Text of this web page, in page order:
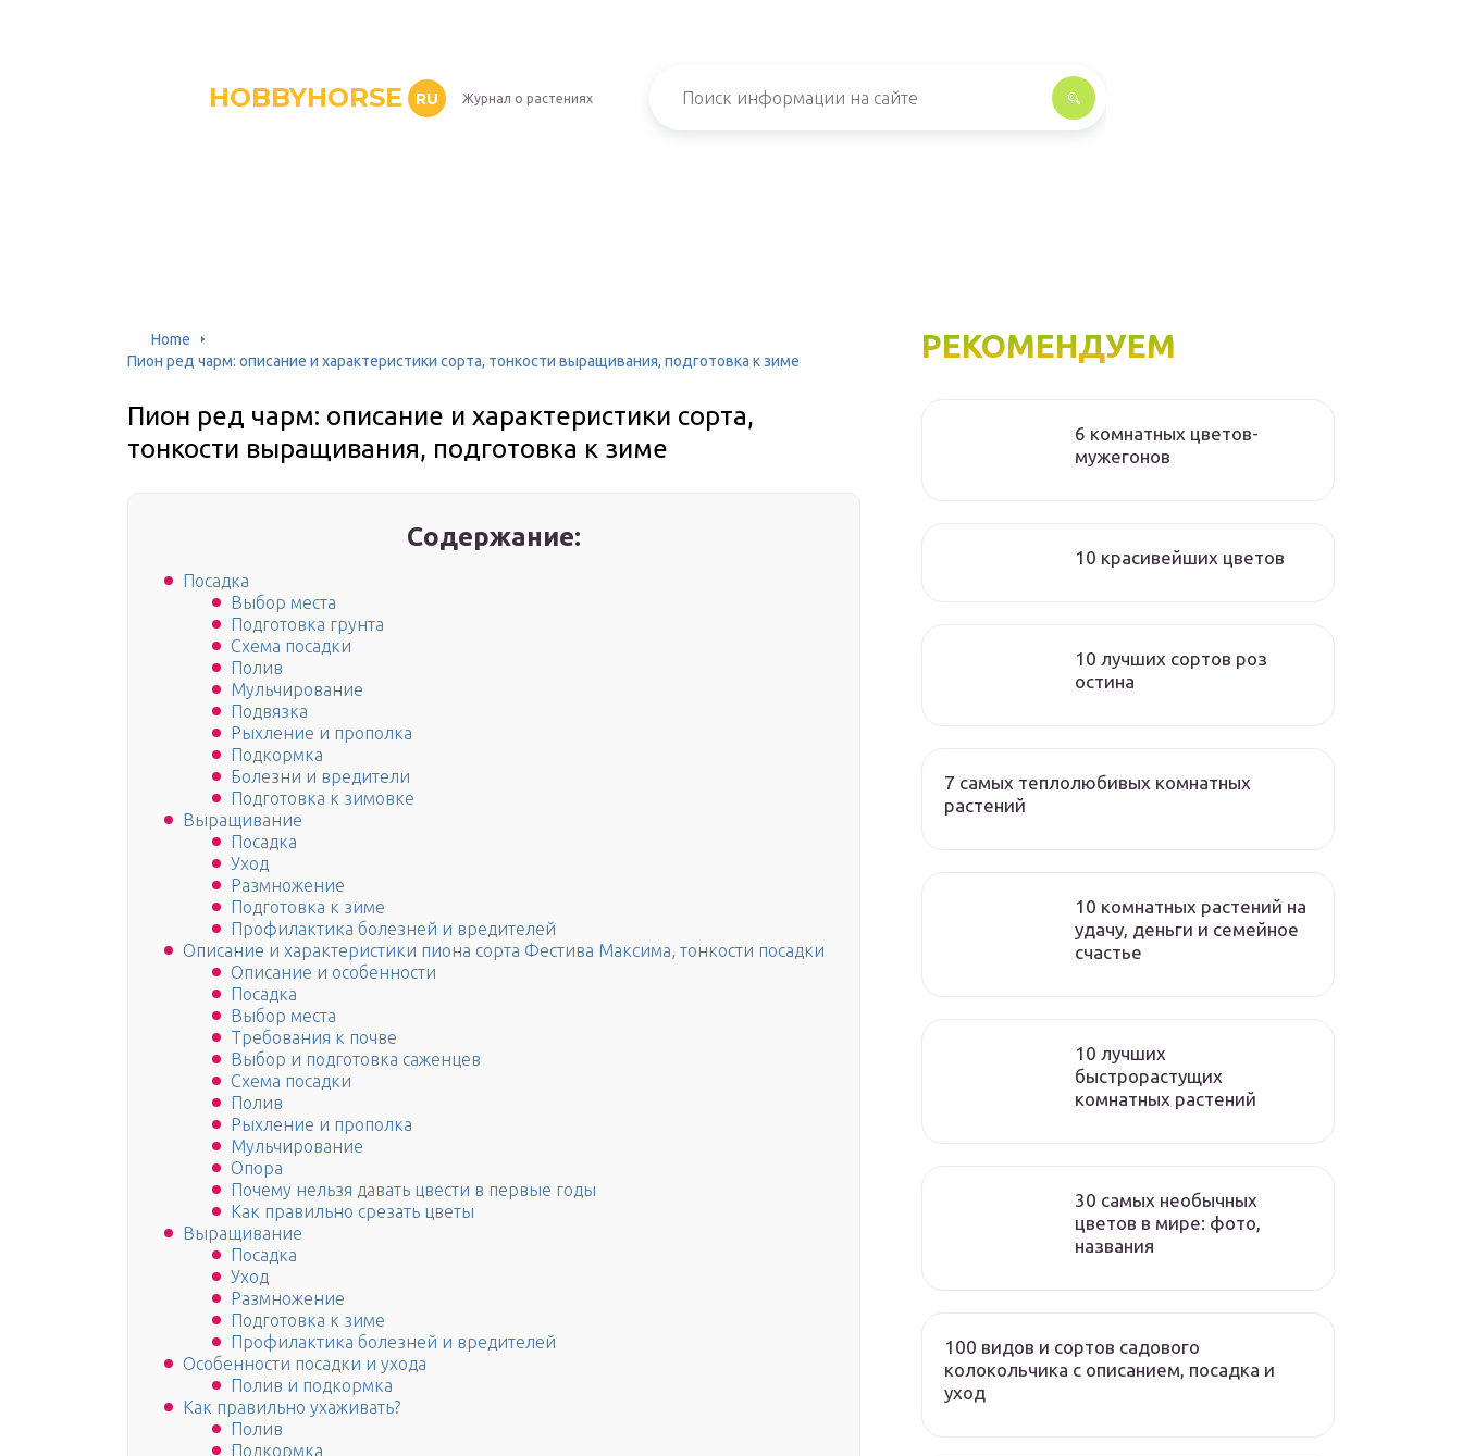
HOBBYHORSE RU Журнал о растениях
Home
Пион ред чарм: описание и характеристики сорта, тонкости выращивания, подготовка к зиме
Пион ред чарм: описание и характеристики сорта,
тонкости выращивания, подготовка к зиме
Содержание:
Посадка
Выбор места
Подготовка грунта
Схема посадки
Полив
Мульчирование
Подвязка
Рыхление и прополка
Подкормка
Болезни и вредители
Подготовка к зимовке
Выращивание
Посадка
Уход
Размножение
Подготовка к зиме
Профилактика болезней и вредителей
Описание и характеристики пиона сорта Фестива Максима, тонкости посадки
Описание и особенности
Посадка
Выбор места
Требования к почве
Выбор и подготовка саженцев
Схема посадки
Полив
Рыхление и прополка
Мульчирование
Опора
Почему нельзя давать цвести в первые годы
Как правильно срезать цветы
Выращивание
Посадка
Уход
Размножение
Подготовка к зиме
Профилактика болезней и вредителей
Особенности посадки и ухода
Полив и подкормка
Как правильно ухаживать?
Полив
Подкормка
РЕКОМЕНДУЕМ
6 комнатных цветов-
мужегонов
10 красивейших цветов
10 лучших сортов роз
остина
7 самых теплолюбивых комнатных
растений
10 комнатных растений на
удачу, деньги и семейное
счастье
10 лучших
быстрорастущих
комнатных растений
30 самых необычных
цветов в мире: фото,
названия
100 видов и сортов садового
колокольчика с описанием, посадка и
уход